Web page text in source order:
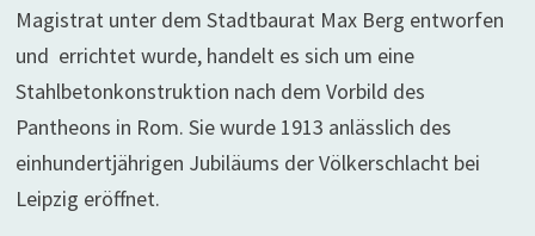
Magistrat unter dem Stadtbaurat Max Berg entworfen
und errichtet wurde, handelt es sich um eine
Stahlbetonkonstruktion nach dem Vorbild des
Pantheons in Rom. Sie wurde 1913 anlässlich des
einhundertjährigen Jubiläums der Völkerschlacht bei
Leipzig eröffnet.